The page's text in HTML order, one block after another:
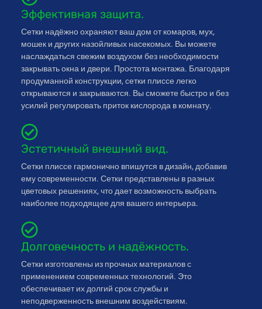
Эффективная защита.
Сетки надёжно охраняют ваш дом от комаров, мух,
мошек и других назойливых насекомых. Вы можете
наслаждаться свежим воздухом без необходимости
закрывать окна и двери. Простота монтажа. Благодаря
продуманной конструкции, сетки плиссе легко
открываются и закрываются. Вы сможете быстро и без
усилий регулировать приток кислорода в комнату.
Эстетичный внешний вид.
Сетки плиссе гармонично впишутся в дизайн, добавив
ему современности. Сетки представлены в разных
цветовых решениях, что дает возможность выбрать
наиболее подходящее для вашего интерьера.
Долговечность и надёжность.
Сетки изготовлены из прочных материалов с
применением современных технологий. Это
обеспечивает их долгий срок службы и
неподверженность внешним воздействиям.